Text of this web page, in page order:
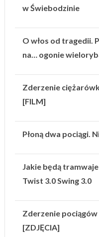
w Świebodzinie
O włos od tragedii.
na… ogonie
Zderzenie
[FILM]
Płoną dwa pociągi.
Jakie będą
Twist 3.0 Swing 3.0
Zderzenie pociągów
[ZDJĘCIA]